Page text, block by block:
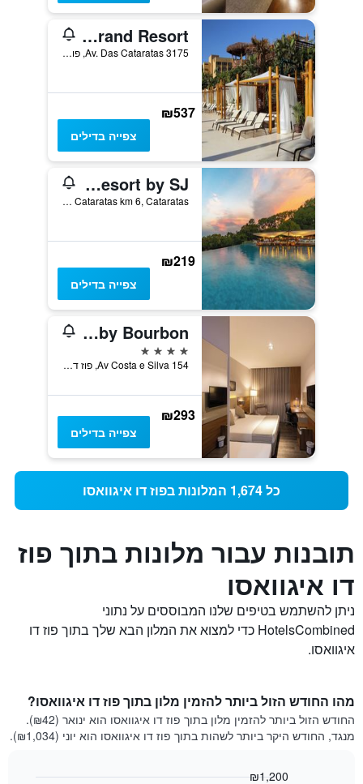
Mabu Thermas Grand Resort
Av. Das Cataratas 3175, פוז דו איגוואסו, ברזיל
₪537
צפייה בדילים
Complexo Eco Cataratas Resort by SJ
Rodovia Das Cataratas km 6, Cataratas, פוז דו איגוואסו, ברזיל
₪219
צפייה בדילים
JL Hotel by Bourbon
4 כוכבים
Av Costa e Silva 154, פוז דו איגוואסו, ברזיל
₪293
צפייה בדילים
כל 1,674 המלונות בפוז דו איגוואסו
תובנות עבור מלונות בתוך פוז
דו איגוואסו
ניתן להשתמש בטיפים שלנו המבוססים על נתוני
HotelsCombined כדי למצוא את המלון הבא שלך בתוך פוז דו
איגוואסו.
מהו החודש הזול ביותר להזמין מלון בתוך פוז דו איגוואסו?
החודש הזול ביותר להזמין מלון בתוך פוז דו איגוואסו הוא ינואר (₪42).
מנגד, החודש היקר ביותר לשהות בתוך פוז דו איגוואסו הוא יוני (₪1,034).
₪1,200